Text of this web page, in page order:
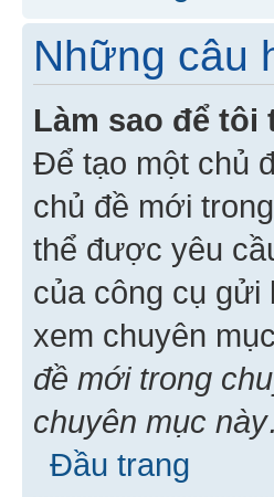
Những câu
Làm sao để
Để tạo một chủ
chủ đề mới
thể được yêu
của công cụ gửi
xem chuyên
đề mới trong
chuyên mục
Đầu trang